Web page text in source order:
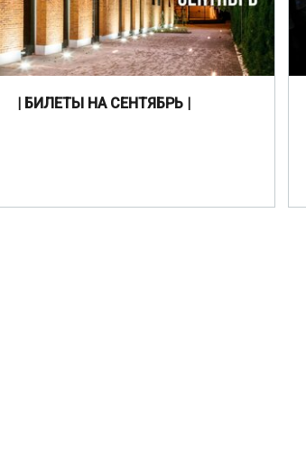
| БИЛЕТЫ НА СЕНТЯБРЬ |